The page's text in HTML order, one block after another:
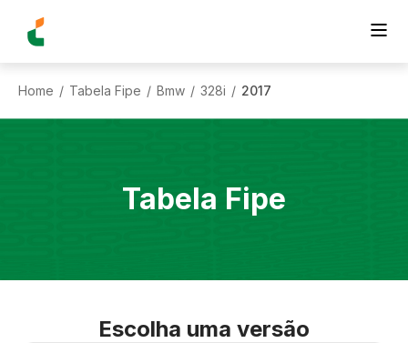
Home / Tabela Fipe / Bmw / 328i / 2017
Tabela Fipe
Escolha uma versão